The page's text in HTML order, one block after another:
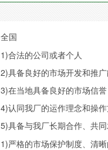
全国
1)合法的公司或者个人
2)具备良好的市场开发和推广
3)在当地具备良好的市场信誉
4)认同我厂的运作理念和操
5)具备与我厂长期合作、共
1)严格的市场保护制度、清